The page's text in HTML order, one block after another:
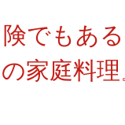
でもある
家庭料